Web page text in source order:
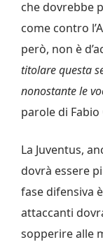
che dovrebbe
come contro
però, non è
titolare questa
nonostante le
parole di
La Juventus,
dovrà essere
fase difensiva
attaccanti
sopperire alle